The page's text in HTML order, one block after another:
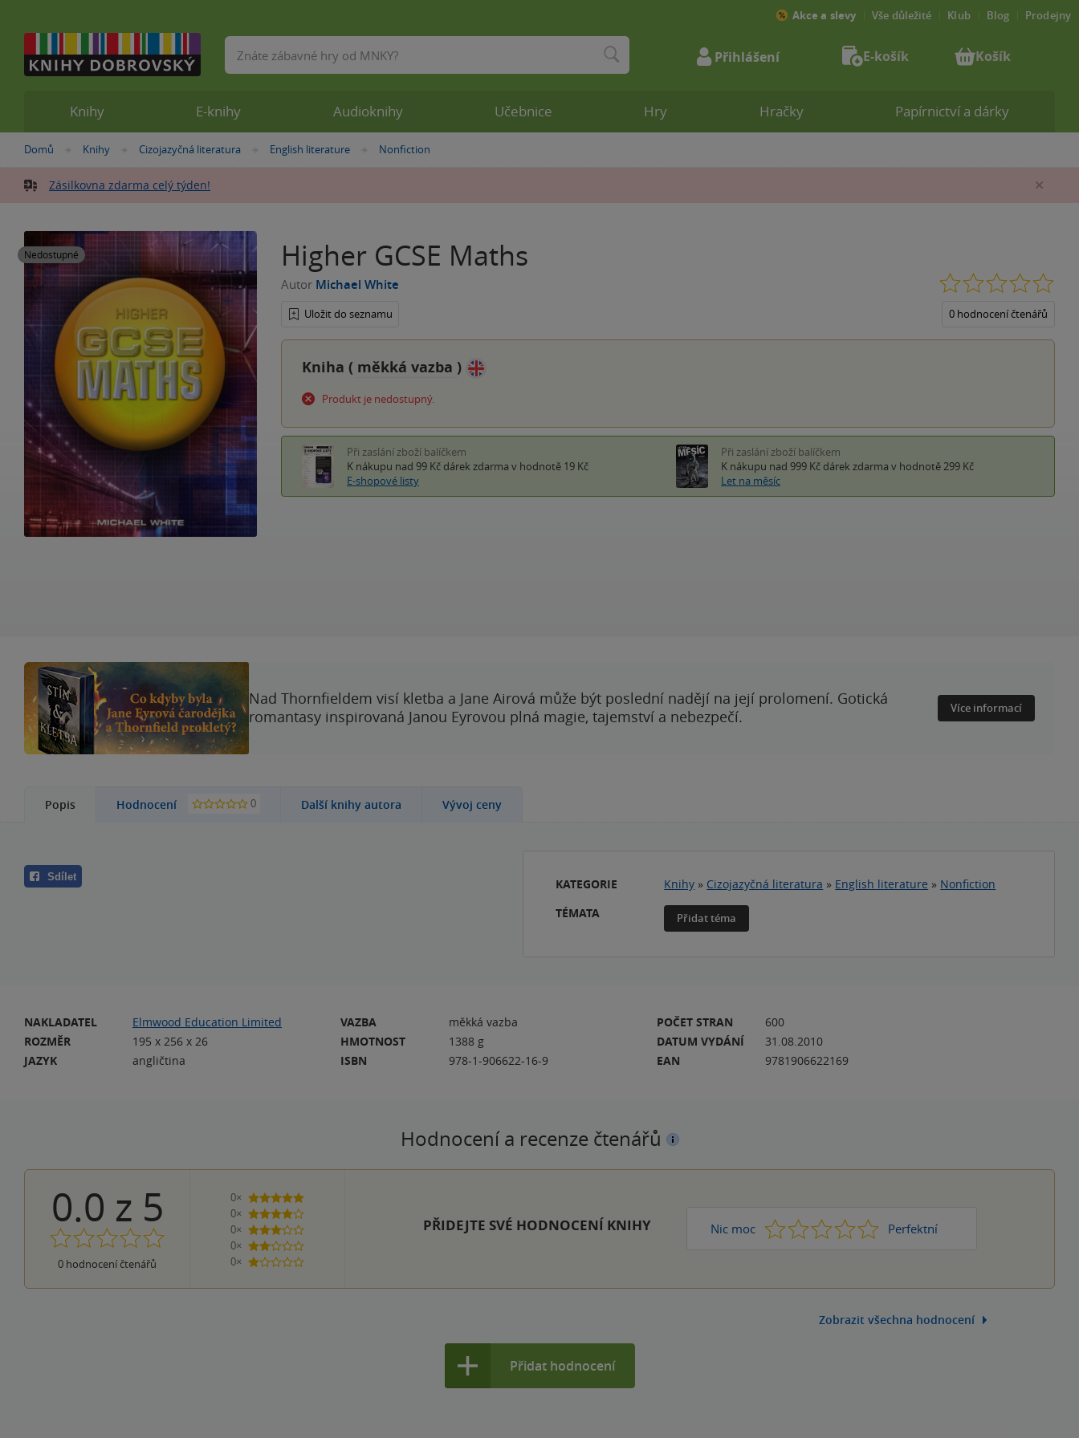
Nacházíte
zde:
Domů »
Knihy »
Cizojazyčná literatura »
English literature »
Nonfiction
Zásilkovna zdarma celý týden!
Nedostupné Higher GCSE Maths
Autor Michael White
Uložit do seznamu 0 hodnocení čtenářů
Kniha ( měkká vazba )
Produkt je nedostupný.
Při zaslání zboží balíčkem
K nákupu nad 99 Kč dárek zdarma v hodnotě 19 Kč
E-shopové listy
Při zaslání zboží balíčkem
K nákupu nad 999 Kč dárek zdarma v hodnotě 299 Kč
Let na měsíc
Nad Thornfieldem visí kletba a Jane Airová může být poslední nadějí na její prolomení. Gotická
romantasy inspirovaná Janou Eyrovou plná magie, tajemství a nebezpečí.
Více informací
Popis Hodnocení 0 Další knihy autora Vývoj ceny
Sdílet KATEGORIE Knihy » Cizojazyčná literatura » English literature » Nonfiction
TÉMATA
Přidat téma
NAKLADATEL
Elmwood Education Limited
ROZMĚR
195 x 256 x 26
JAZYK
angličtina
VAZBA
měkká vazba
HMOTNOST
1388 g
ISBN
978-1-906622-16-9
POČET STRAN
600
DATUM VYDÁNÍ
31.08.2010
EAN
9781906622169
Hodnocení a recenze čtenářů
0.0 z 5
0 hodnocení čtenářů
0×
5 hvězdiček
0×
4 hvězdičky
0×
3 hvězdičky
0×
2 hvězdičky
0×
1 hvezdička
PŘIDEJTE SVÉ HODNOCENÍ KNIHY Nic moc 1 2 3 4 Perfektní
5
Zobrazit všechna hodnocení
Přidat hodnocení
Knihy E-knihy Audioknihy Učebnice Hry Hračky Papírnictví a dárky
Akce a slevy Vše důležité Klub Blog Prodejny
Vyhledávání Přihlášení E-košík Košík